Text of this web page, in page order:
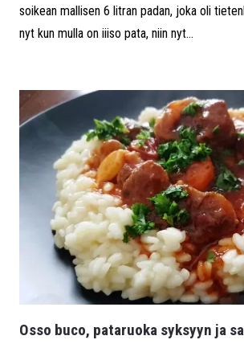
soikean mallisen 6 litran padan, joka oli
nyt kun mulla on iiiso pata, niin nyt...
Osso buco, pataruoka syksyyn ja